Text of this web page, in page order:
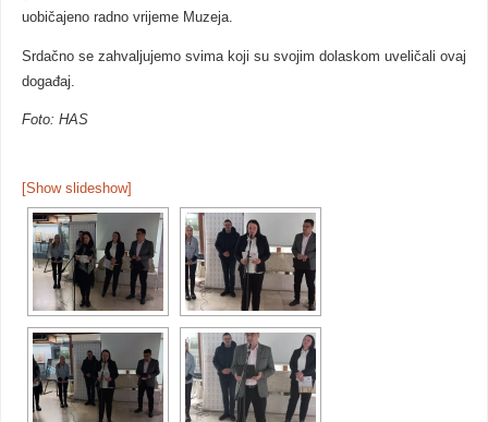
uobičajeno radno vrijeme Muzeja.
Srdačno se zahvaljujemo svima koji su svojim dolaskom uveličali ovaj
događaj.
Foto: HAS
[Show slideshow]